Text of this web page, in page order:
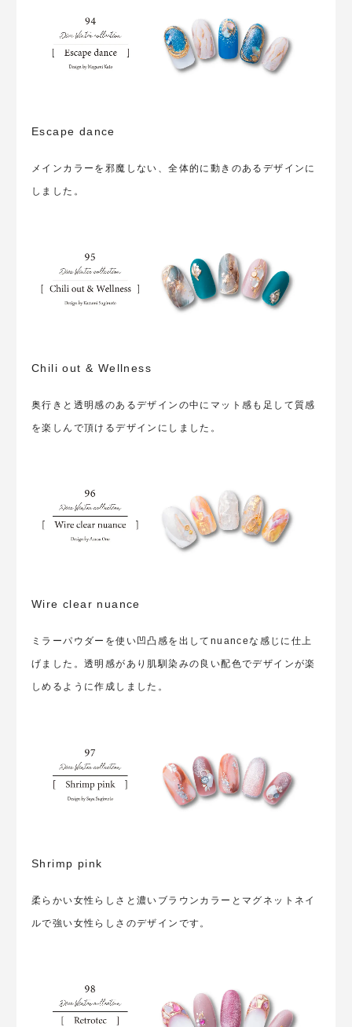
Escape dance
メインカラーを邪魔しない、全体的に動きのあるデザインに
しました。
Chili out & Wellness
奥行きと透明感のあるデザインの中にマット感も足して質感
を楽しんで頂けるデザインにしました。
Wire clear nuance
ミラーパウダーを使い凹凸感を出してnuanceな感じに仕上
げました。透明感があり肌馴染みの良い配色でデザインが楽
しめるように作成しました。
Shrimp pink
柔らかい女性らしさと濃いブラウンカラーとマグネットネイ
ルで強い女性らしさのデザインです。